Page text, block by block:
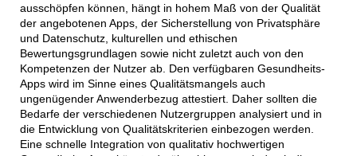
ausschöpfen können, hängt in hohem Maß von der Qualität
der angebotenen Apps, der Sicherstellung von Privatsphäre
und Datenschutz, kulturellen und ethischen
Bewertungsgrundlagen sowie nicht zuletzt auch von den
Kompetenzen der Nutzer ab. Den verfügbaren Gesundheits-
Apps wird im Sinne eines Qualitätsmangels auch
ungenügender Anwenderbezug attestiert. Daher sollten die
Bedarfe der verschiedenen Nutzergruppen analysiert und in
die Entwicklung von Qualitätskriterien einbezogen werden.
Eine schnelle Integration von qualitativ hochwertigen